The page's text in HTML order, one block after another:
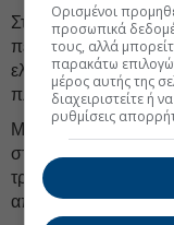
Στην πράξη, οι
περιορισμό
ελέγχων,
πληρούν τις
Με τον τρόπο αυτό,
στόλου οχημάτων
τροχαίων
αποτελεσματικού
Ορισμένοι
προσωπικά
τους, αλλά
παρακάτω
μέρος αυτής της
διαχειριστείτε ή
ρυθμίσεις